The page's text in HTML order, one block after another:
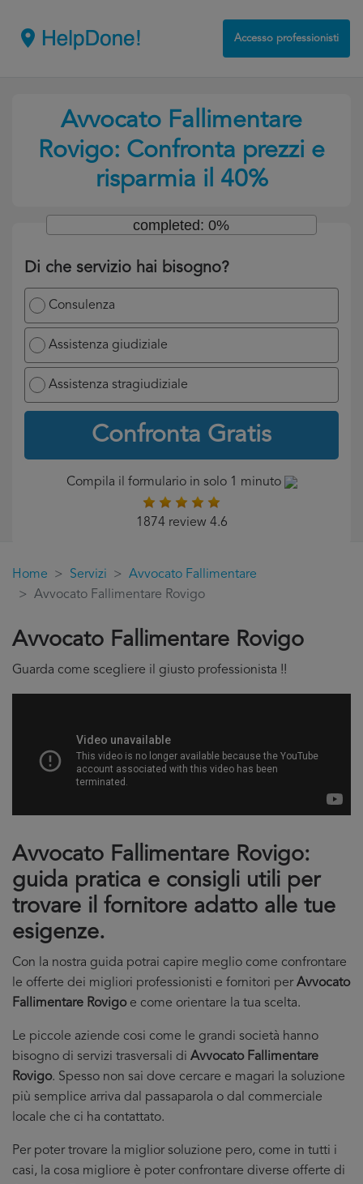
Accesso professionisti
Avvocato Fallimentare
Rovigo: Confronta prezzi e
risparmia il 40%
Di che servizio hai bisogno?
Consulenza
Assistenza giudiziale
Assistenza stragiudiziale
Confronta Gratis
completed: 0%
Compila il formulario in solo 1 minuto
1874 review 4.6
Home Servizi
Avvocato Fallimentare
Avvocato Fallimentare Rovigo
Avvocato Fallimentare Rovigo
Guarda come scegliere il giusto professionista !!
Avvocato Fallimentare Rovigo:
guida pratica e consigli utili per
trovare il fornitore adatto alle tue
esigenze.
Con la nostra guida potrai capire meglio come confrontare
le offerte dei migliori professionisti e fornitori perAvvocato
Fallimentare Rovigoe come orientare la tua scelta.
Le piccole aziende cosi come le grandi società hanno
bisogno di servizi trasversali di Avvocato Fallimentare
Rovigo. Spesso non sai dove cercare e magari la soluzione
più semplice arriva dal passaparola o dal commerciale
locale che ci ha contattato.
Per poter trovare la miglior soluzione pero, come in tutti i
casi, la cosa migliore è poter confrontare diverse offerte di